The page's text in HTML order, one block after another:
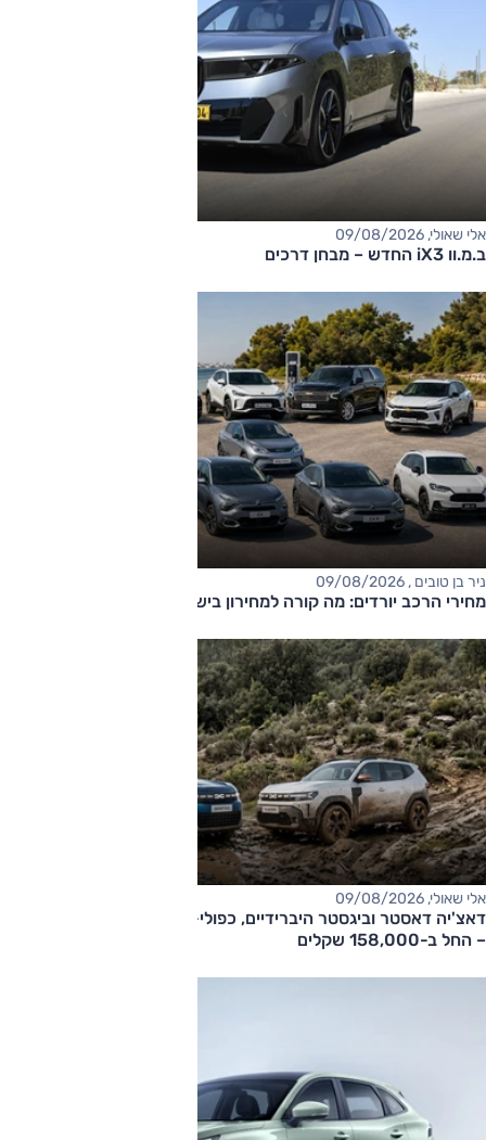
אלי שאולי, 09/08/2026
ב.מ.וו iX3 החדש – מבחן דרכים
ניר בן טובים , 09/08/2026
מחירי הרכב יורדים: מה קורה למחירון בישראל?
אלי שאולי, 09/08/2026
דאצ'יה דאסטר וביגסטר היברידיים, כפולי-הנעה עם תיבה אוטומטית
– החל ב-158,000 שקלים